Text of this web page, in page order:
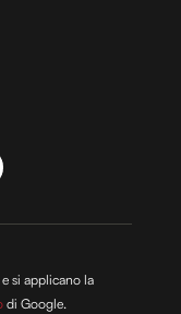
si applicano la
di Google.